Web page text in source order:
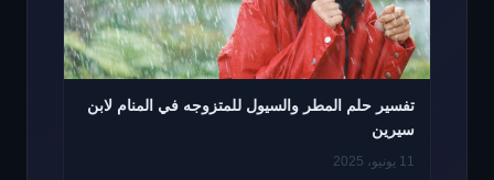
تفسير حلم المطر والسيول للمتزوجه في المنام لابن
سيرين
11 يونيو، 2025